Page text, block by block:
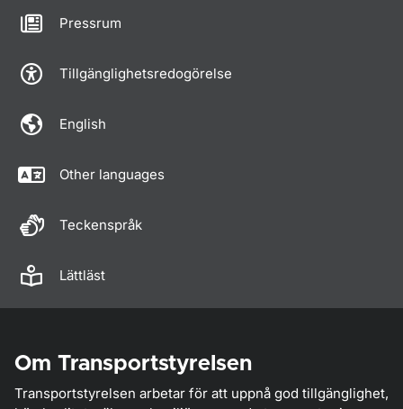
Pressrum
Tillgänglighetsredogörelse
English
Other languages
Teckenspråk
Lättläst
Om Transportstyrelsen
Transportstyrelsen arbetar för att uppnå god tillgänglighet,